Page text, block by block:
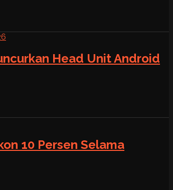
Head Unit Android
10 Persen Selama